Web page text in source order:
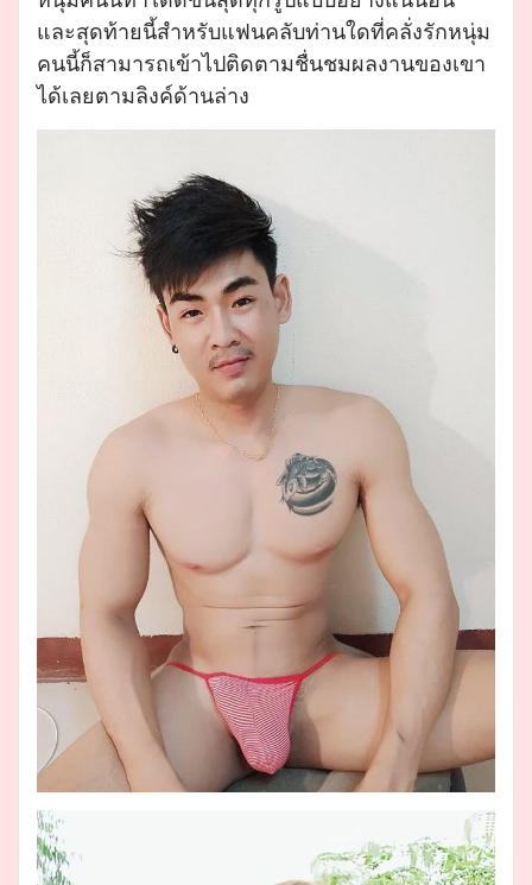
และสุดท้ายนี้สำหรับแฟนคลับท่านใดที่คลั่งรักหนุ่ม
คนนี้ก็สามารถเข้าไปติดตามชื่นชมผลงานของเขา
ได้เลยตามลิงค์ด้านล่าง